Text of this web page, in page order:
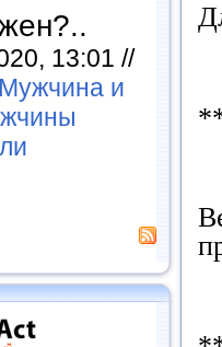
13:01 //
и